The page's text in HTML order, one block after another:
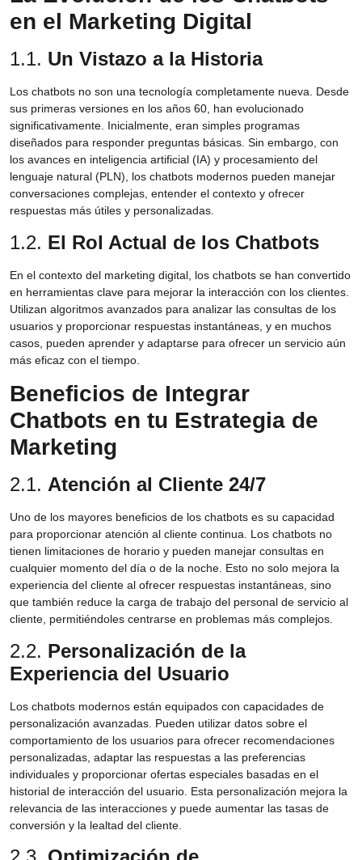
en el Marketing Digital
1.1. Un Vistazo a la Historia
Los chatbots no son una tecnología completamente nueva. Desde
sus primeras versiones en los años 60, han evolucionado
significativamente. Inicialmente, eran simples programas
diseñados para responder preguntas básicas. Sin embargo, con
los avances en inteligencia artificial (IA) y procesamiento del
lenguaje natural (PLN), los chatbots modernos pueden manejar
conversaciones complejas, entender el contexto y ofrecer
respuestas más útiles y personalizadas.
1.2. El Rol Actual de los Chatbots
En el contexto del marketing digital, los chatbots se han convertido
en herramientas clave para mejorar la interacción con los clientes.
Utilizan algoritmos avanzados para analizar las consultas de los
usuarios y proporcionar respuestas instantáneas, y en muchos
casos, pueden aprender y adaptarse para ofrecer un servicio aún
más eficaz con el tiempo.
Beneficios de Integrar
Chatbots en tu Estrategia de
Marketing
2.1. Atención al Cliente 24/7
Uno de los mayores beneficios de los chatbots es su capacidad
para proporcionar atención al cliente continua. Los chatbots no
tienen limitaciones de horario y pueden manejar consultas en
cualquier momento del día o de la noche. Esto no solo mejora la
experiencia del cliente al ofrecer respuestas instantáneas, sino
que también reduce la carga de trabajo del personal de servicio al
cliente, permitiéndoles centrarse en problemas más complejos.
2.2. Personalización de la
Experiencia del Usuario
Los chatbots modernos están equipados con capacidades de
personalización avanzadas. Pueden utilizar datos sobre el
comportamiento de los usuarios para ofrecer recomendaciones
personalizadas, adaptar las respuestas a las preferencias
individuales y proporcionar ofertas especiales basadas en el
historial de interacción del usuario. Esta personalización mejora la
relevancia de las interacciones y puede aumentar las tasas de
conversión y la lealtad del cliente.